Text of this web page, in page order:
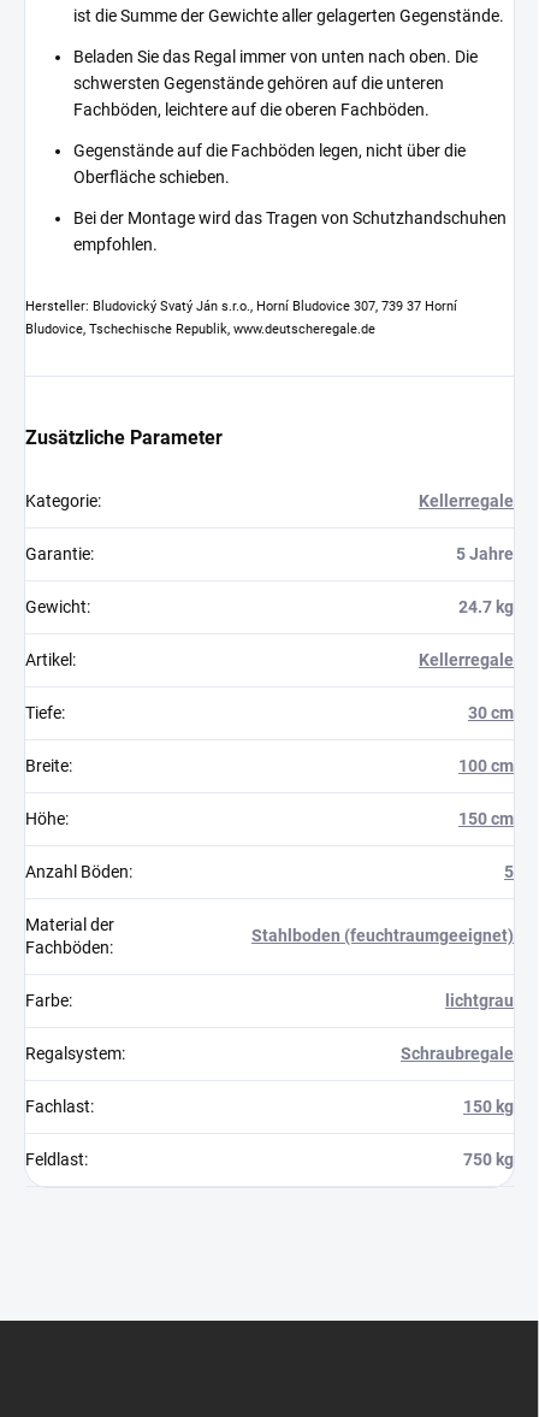
ist die Summe der Gewichte aller gelagerten Gegenstände.
Beladen Sie das Regal immer von unten nach oben. Die
schwersten Gegenstände gehören auf die unteren
Fachböden, leichtere auf die oberen Fachböden.
Gegenstände auf die Fachböden legen, nicht über die
Oberfläche schieben.
Bei der Montage wird das Tragen von Schutzhandschuhen
empfohlen.
Hersteller: Bludovický Svatý Ján s.r.o., Horní Bludovice 307, 739 37 Horní
Bludovice, Tschechische Republik, www.deutscheregale.de
Zusätzliche Parameter
Kategorie: Kellerregale
Garantie: 5 Jahre
Gewicht: 24.7 kg
Artikel : Kellerregale
Tiefe: 30 cm
Breite: 100 cm
Höhe: 150 cm
Anzahl Böden: 5
Material der
Fachböden:
Stahlboden (feuchtraumgeeignet)
Farbe: lichtgrau
Regalsystem: Schraubregale
Fachlast: 150 kg
Feldlast: 750 kg